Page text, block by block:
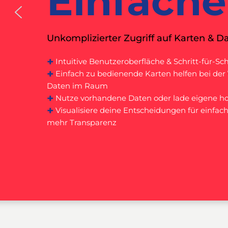
Unkomplizierter Zugriff auf Karten &
+ Intuitive Benutzeroberfläche & Schritt-für-
+ Einfach zu bedienende Karten helfen bei
Daten im Raum
+ Nutze vorhandene Daten oder lade eigene
+ Visualisiere deine Entscheidungen für
mehr Transparenz
of-Home, Geo-Marketing, Digital &
+Kombiniere Expertenwissen mit
Ergebnisse
+Hunderte von OOH-Kunden vertrauen uns
+Niemand kennt Deutschland besser -
Einblicke von erfahrenen Profis